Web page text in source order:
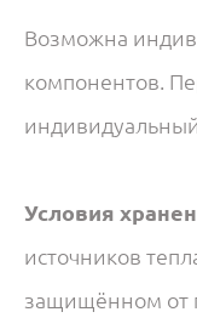
Возможна
компонентов.
индивидуальный
Условия
источников
защищённом от